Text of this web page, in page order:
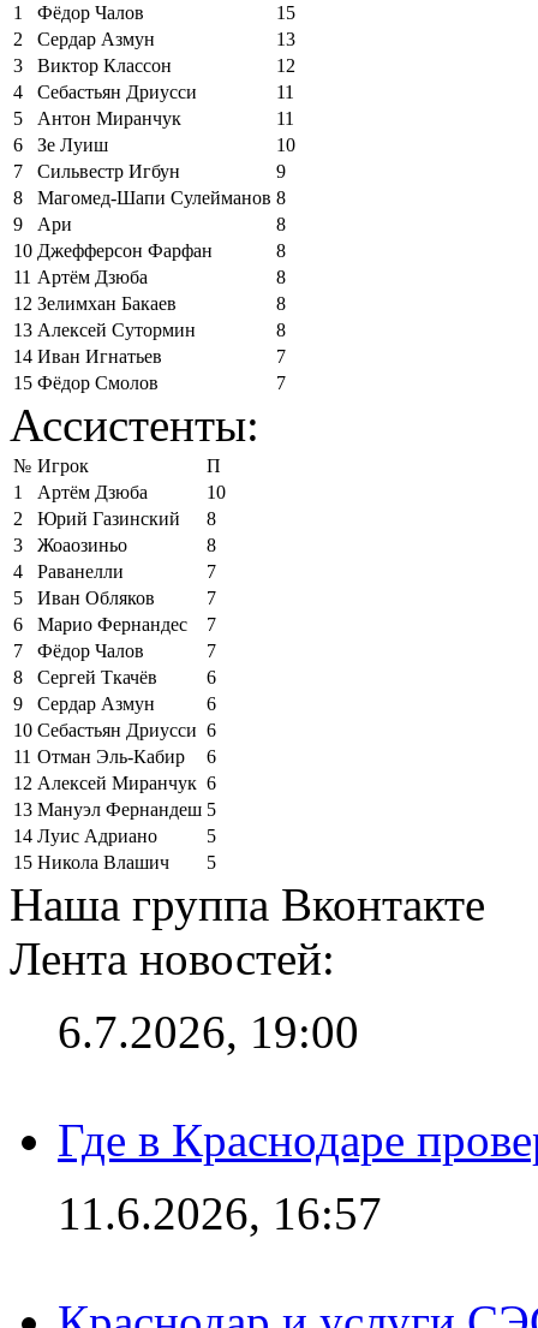
1
Фёдор Чалов
15
2
Сердар Азмун
13
3
Виктор Классон
12
4
Себастьян Дриусси
11
5
Антон Миранчук
11
6
Зе Луиш
10
7
Сильвестр Игбун
9
8
Магомед-Шапи Сулейманов 8
9
Ари
8
10 Джефферсон Фарфан
8
11 Артём Дзюба
8
12 Зелимхан Бакаев
8
13 Алексей Сутормин
8
14 Иван Игнатьев
7
15 Фёдор Смолов 7
Ассистенты:
№ Игрок
П
1
Артём Дзюба
10
2
Юрий Газинский
8
3
Жоаозиньо
8
4
Раванелли
7
5
Иван Обляков
7
6
Марио Фернандес
7
7
Фёдор Чалов
7
8
Сергей Ткачёв
6
9
Сердар Азмун
6
10 Себастьян Дриусси 6
11 Отман Эль-Кабир
6
12 Алексей Миранчук 6
13 Мануэл Фернандеш 5
14 Луис Адриано
5
15 Никола Влашич 5
Наша группа Вконтакте
Лента новостей:
6.7.2026, 19:00
Где в Краснодаре
11.6.2026, 16:57